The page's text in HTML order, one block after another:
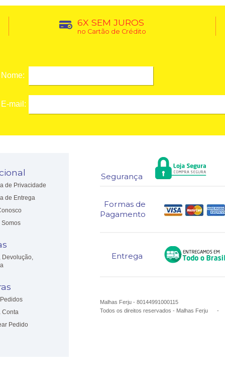
6X SEM JUROS
no Cartão de Crédito
Nome:
E-mail:
de Privacidade
de Entrega
Somos
Devolução,
Conta
Pedido
Segurança
Formas de
Pagamento
Entrega
Malhas Ferju - 80144991000115
Todos os direitos reservados- Malhas Ferju